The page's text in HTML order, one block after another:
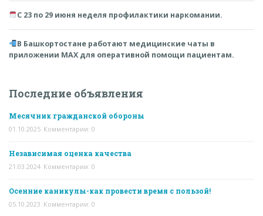
С 23 по 29 июня неделя профилактики наркомании.
В Башкортостане работают медицинские чаты в
приложении MAX для оперативной помощи пациентам.
Последние объявления
Месячник гражданской обороны
01.10.2025 Комментарии: 0
Независимая оценка качества
21.03.2024 Комментарии: 0
Осенние каникулы-как провести время с пользой!
05.10.2023 Комментарии: 0